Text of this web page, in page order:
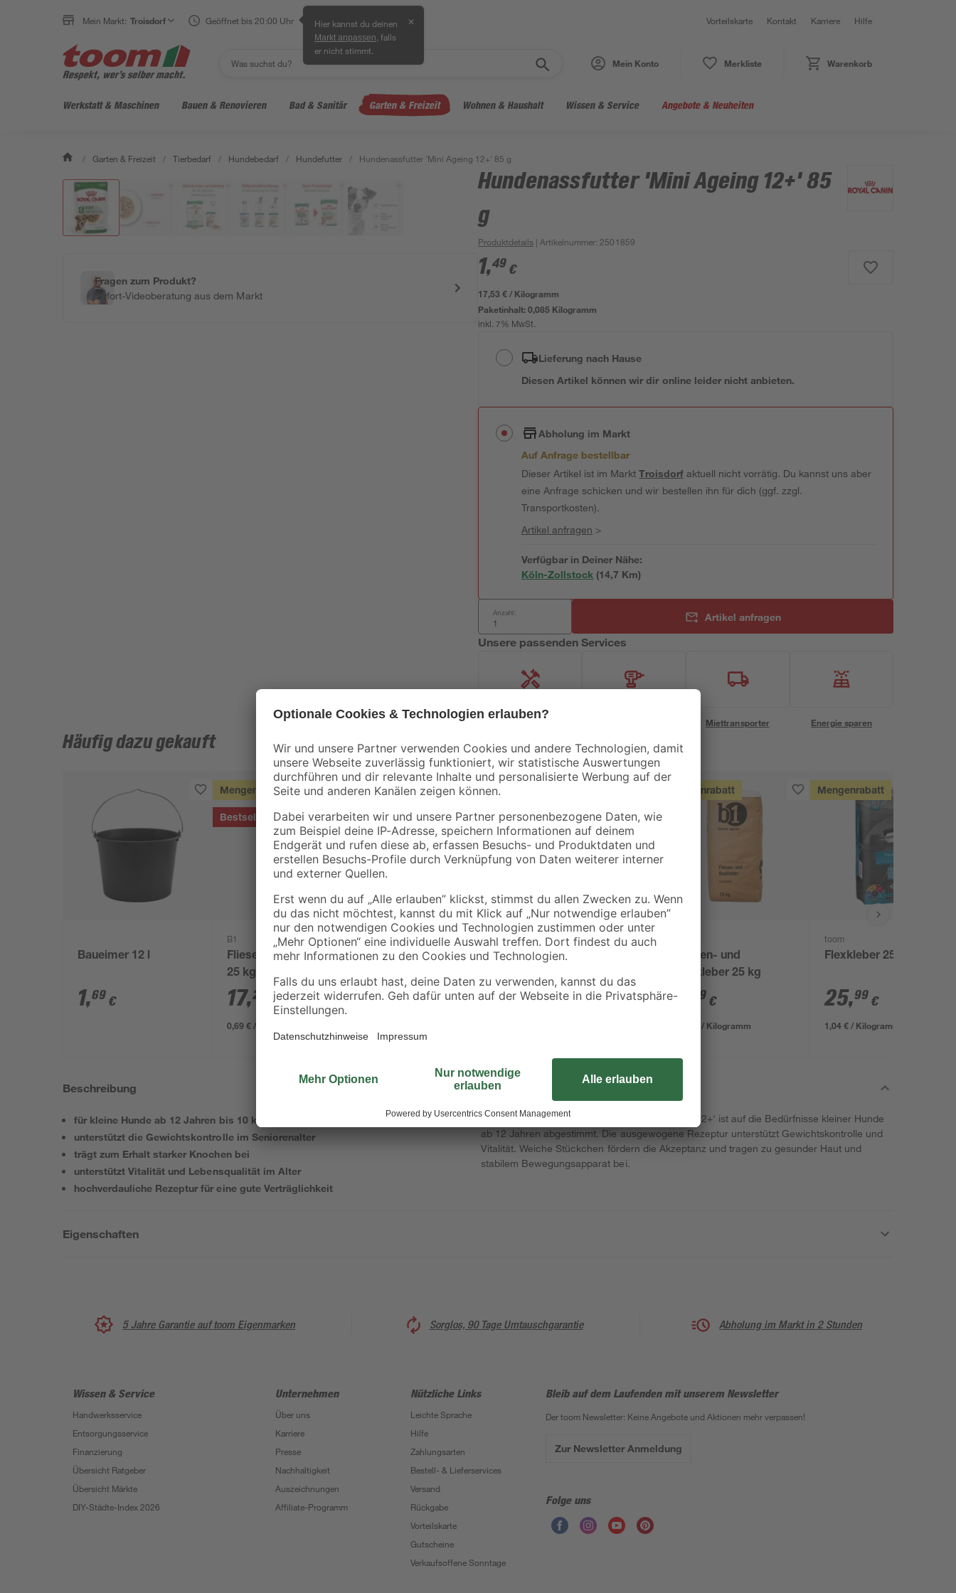
Mein Markt: Troisdorf Geöffnet bis 20:00 Uhr Hier kannst du deinen
Markt anpassen , falls
er nicht stimmt.
✕ Vorteilskarte Kontakt Karriere Hilfe
Mein Konto Merkliste Warenkorb
Werkstatt & Maschinen Bauen & Renovieren Bad & Sanitär Garten & Freizeit Wohnen & Haushalt Wissen & Service Angebote & Neuheiten
/ Garten & Freizeit / Tierbedarf / Hundebedarf / Hundefutter / Hundenassfutter 'Mini Ageing 12+' 85 g
Fragen zum Produkt?
Sofort-Videoberatung aus dem Markt
Hundenassfutter 'Mini Ageing 12+' 85
g
Produktdetails | Artikelnummer: 2501859
1,49 €
17,53 € / Kilogramm
Paketinhalt:0,085 Kilogramm
inkl. 7% MwSt.
Lieferung nach Hause
Diesen Artikel können wir dir online leider nicht anbieten.
Abholung im Markt
Auf Anfrage bestellbar
Dieser Artikel ist im MarktTroisdorfaktuell nicht vorrätig. Du kannst uns aber
eine Anfrage schicken und wir bestellen ihn für dich (ggf. zzgl.
Transportkosten).
Artikel anfragen >
Verfügbar in Deiner Nähe:
Köln-Zollstock (14,7 Km)
Anzahl: Artikel anfragen
Unsere passenden Services
Miettransporter Energie sparen
Häufig dazu gekauft
Baueimer 12 l
1,69 €
Mengenrabatt
Bestseller
B1
Fliesenkleber flexibel
25 kg
17,29 €
0,69 € / Kilogramm
Bestseller
- 23 %
Knauf
Flexkleber 22 kg
19,99 € 25,99 €
Mörtelkübel 'Profi
5,49 €
Mengenrabatt
Fliesen- und
Baukleber 25 kg
7 89 €
0,32 € / Kilogramm
Mengenrabatt
toom
Flexkleber 25 kg
25,99 €
1,04 € / Kilogramm
Beschreibung
für kleine Hunde ab 12 Jahren bis 10 kg Körpergewicht
unterstützt die Gewichtskontrolle im Seniorenalter
trägt zum Erhalt starker Knochen bei
unterstützt Vitalität und Lebensqualität im Alter
hochverdauliche Rezeptur für eine gute Verträglichkeit
Das Hundenassfutter Royal Canin 'Mini Ageing 12+' ist auf die Bedürfnisse kleiner Hunde
ab 12 Jahren abgestimmt. Die ausgewogene Rezeptur unterstützt Gewichtskontrolle und
Vitalität. Weiche Stückchen fördern die Akzeptanz und tragen zu gesunder Haut und
stabilem Bewegungsapparat bei.
Eigenschaften
5 Jahre Garantie auf toom Eigenmarken Sorglos, 90 Tage Umtauschgarantie Abholung im Markt in 2 Stunden
Wissen & Service
Handwerksservice
Entsorgungsservice
Finanzierung
Übersicht Ratgeber
Übersicht Märkte
DIY-Städte-Index 2026
Unternehmen
Über uns
Karriere
Presse
Nachhaltigkeit
Auszeichnungen
Affiliate-Programm
Nützliche Links
Leichte Sprache
Hilfe
Zahlungsarten
Bestell- & Lieferservices
Versand
Rückgabe
Vorteilskarte
Gutscheine
Verkaufsoffene Sonntage
Bleib auf dem Laufenden mit unserem Newsletter
Der toom Newsletter: Keine Angebote und Aktionen mehr verpassen!
Zur Newsletter Anmeldung
Folge uns